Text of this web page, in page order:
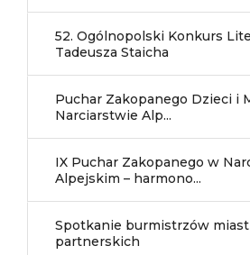
52. Ogólnopolski Konkurs
Tadeusza Staicha
Puchar Zakopanego Dzieci i
Narciarstwie Alp...
IX Puchar Zakopanego w
Alpejskim – harmono...
Spotkanie burmistrzów miast
partnerskich